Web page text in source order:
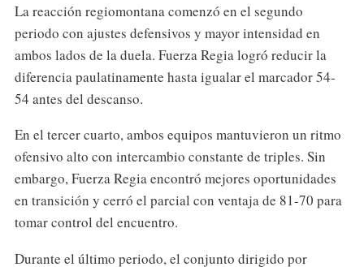
La reacción regiomontana comenzó en el segundo
periodo con ajustes defensivos y mayor intensidad en
ambos lados de la duela. Fuerza Regia logró reducir la
diferencia paulatinamente hasta igualar el marcador 54-
54 antes del descanso.
En el tercer cuarto, ambos equipos mantuvieron un ritmo
ofensivo alto con intercambio constante de triples. Sin
embargo, Fuerza Regia encontró mejores oportunidades
en transición y cerró el parcial con ventaja de 81-70 para
tomar control del encuentro.
Durante el último periodo, el conjunto dirigido por